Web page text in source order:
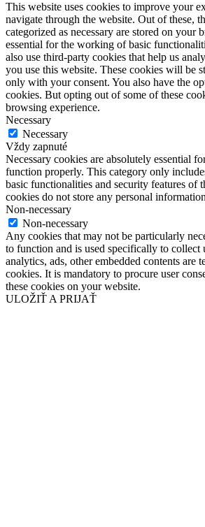
This website uses cookies to improve your
navigate through the website. Out of these,
categorized as necessary are stored on your
essential for the working of basic
also use third-party cookies that help us
you use this website. These cookies will be
only with your consent. You also have the
cookies. But opting out of some of these
browsing experience.
Necessary
Necessary
Vždy zapnuté
Necessary cookies are absolutely essential
function properly. This category only
basic functionalities and security features of
cookies do not store any personal
Non-necessary
Non-necessary
Any cookies that may not be particularly
to function and is used specifically to collect
analytics, ads, other embedded contents are
cookies. It is mandatory to procure user
these cookies on your website.
ULOŽIŤ A PRIJAŤ